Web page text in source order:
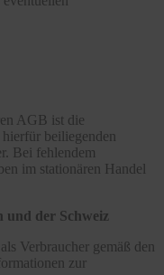
AGB ist die
beiliegenden
Bei fehlendem
im stationären Handel
und der Schweiz
Verbraucher gemäß den
zur